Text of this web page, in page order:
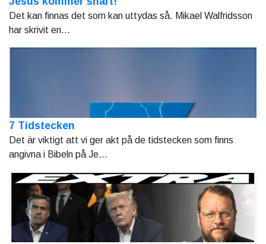
Det kan finnas det som kan uttydas så. Mikael Walfridsson
har skrivit en...
7 Tidstecken
Det är viktigt att vi ger akt på de tidstecken som finns
angivna i Bibeln på Je...